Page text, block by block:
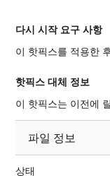
다시 시작 요구 사항
이 핫픽스를 적용한
핫픽스 대체 정보
이 핫픽스는 이전에
파일 정보
상태